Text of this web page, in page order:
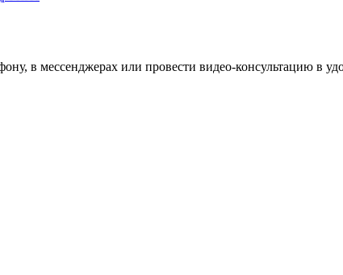
в мессенджерах или провести видео-консультацию в